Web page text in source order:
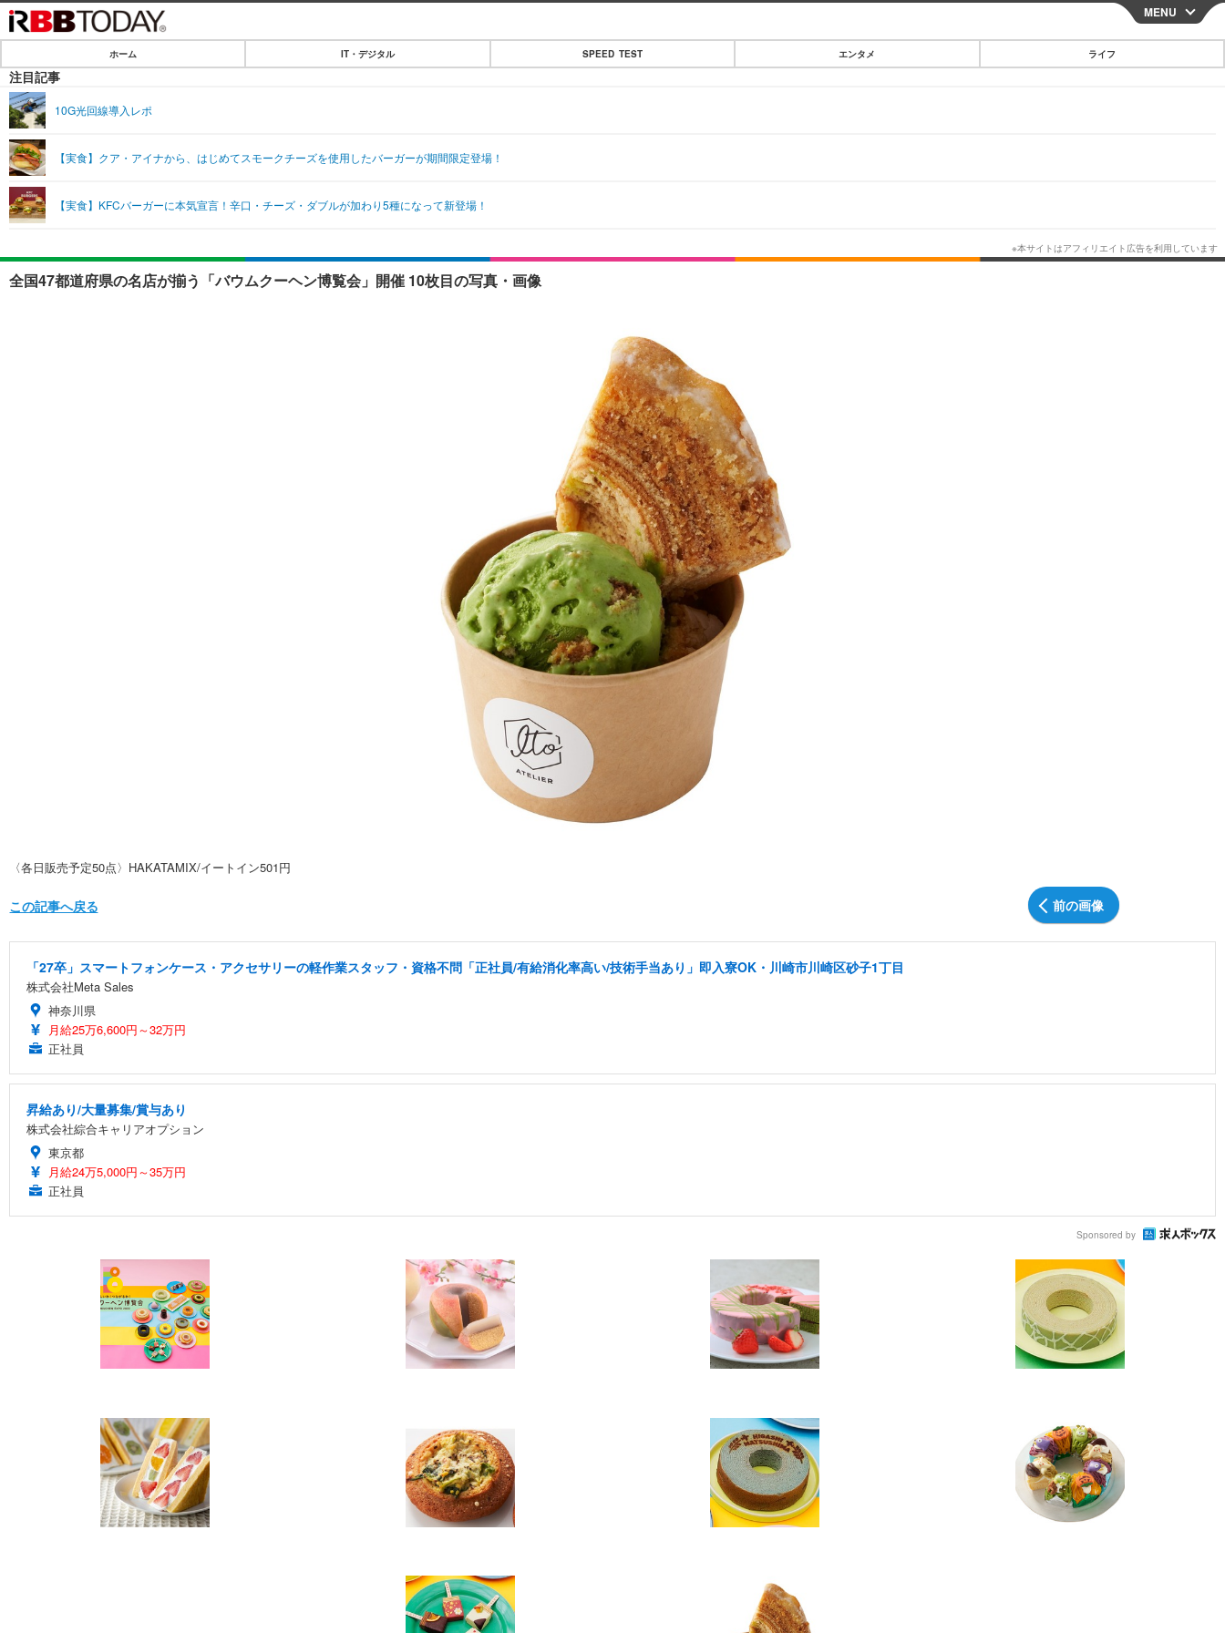
CLOSE
IT・デジタル
ショッピング
SPEED TEST
エンタメ
エンタメTOP
音楽
ライフ
ライフTOP グルメ
ペット
リリース一覧
MENU
ホーム IT・デジタル SPEED TEST エンタメ ライフ
注目記事
10G光回線導入レポ
【実食】クア・アイナから、はじめてスモークチーズを使用したバーガーが期間限定登場！
【実食】KFCバーガーに本気宣言！辛口・チーズ・ダブルが加わり5種になって新登場！
全国47都道府県の名店が揃う「バウムクーヘン博覧会」開催 10枚目の写真・画像
〈各日販売予定50点〉HAKATAMIX/イートイン501円
前の画像
この記事へ戻る
「27卒」スマートフォンケース・アクセサリーの軽作業スタッフ・資格不問「正社員/有給消化率高い/技術手当あり」即入寮OK・川崎市川崎区砂子1丁目
株式会社Meta Sales
神奈川県
月給25万6,600円～32万円
正社員
昇給あり/大量募集/賞与あり
株式会社綜合キャリアオプション
東京都
月給24万5,000円～35万円
正社員
Sponsored by